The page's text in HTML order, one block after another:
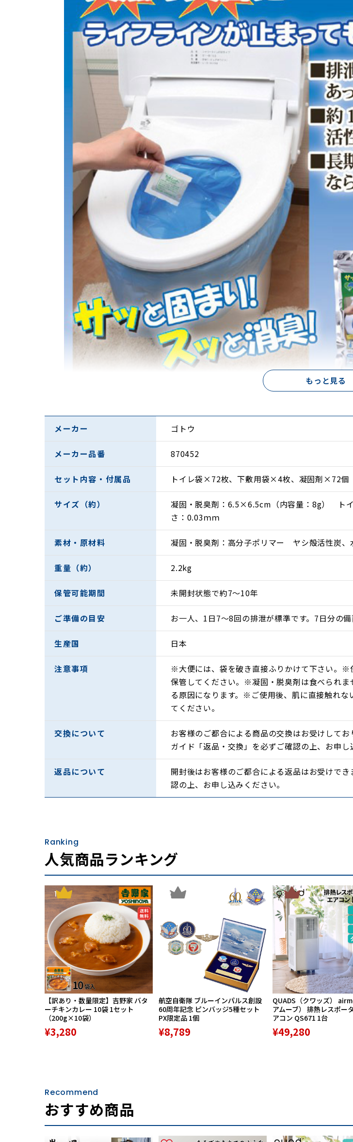
災害時の断水でトイレが流せない時や、介護用トイレの後始末、アウトドアや
ルレット」。
「セルレット」の最大の特徴は水に溶ける紙パックを使用しており、紙パックが水
小用の後、紙パックごと尿たまりの中に放り込めば紙パックが自然に溶け、中の
もありません。大便は水分が少ないので紙パックを破いてふりかけます。
中に含まれるヤシ殻活性炭がイヤな臭いを吸収し、周りの人に不快な思いをさせ
セルレットは未開封で7〜10年間保存できます。
もっと見る
メーカー ゴトウ
メーカー品番 870452
セット内容・付属品 トイレ袋×72枚、下敷用袋×4枚、凝固剤×72個
サイズ（約）
凝固・脱臭剤：6.5×6.5cm（内容量：8g）
さ：0.03ｍｍ
素材・原材料 凝固・脱臭剤：高分子ポリマー ヤシ殻活性炭
重量（約） 2.2kg
保管可能期間 未開封状態で約7〜10年
ご準備の目安 お一人、1日7〜8回の排泄が標準です。7日分の
生産国 日本
注意事項
※大便には、袋を破き直接ふりかけて下さい。※
保管してください。※凝固・脱臭剤は食べられ
る原因になります。※ご使用後、肌に直接触れ
てください。
交換について
お客様のご都合による商品の交換はお受けして
ガイド「返品・交換」を必ずご確認の上、お申し
返品について
開封後はお客様のご都合による返品はお受けで
認の上、お申し込みください。
Ranking
人気商品ランキング
1
【訳あり・数量限定】吉野家 バタ
ーチキンカレー 10袋 1セット
（200g×10袋）
¥3,280
2
航空自衛隊 ブルーインパルス創設
60周年記念 ピンバッジ5種セット
PX限定品 1個
¥8,789
3
QUADS（クワッズ）
アムーブ） 排熱レスポー
アコン QS671 1台
¥49,280
Recommend
おすすめ商品